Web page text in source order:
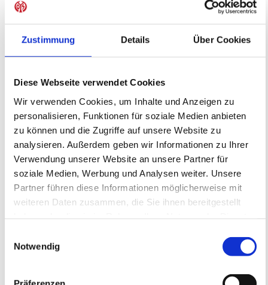
Zustimmung Details Über Cookies
Diese Webseite verwendet Cookies
Wir verwenden Cookies, um Inhalte und Anzeigen zu
personalisieren, Funktionen für soziale Medien anbieten
zu können und die Zugriffe auf unsere Website zu
analysieren. Außerdem geben wir Informationen zu Ihrer
Verwendung unserer Website an unsere Partner für
soziale Medien, Werbung und Analysen weiter. Unsere
Partner führen diese Informationen möglicherweise mit
weiteren Daten zusammen, die Sie ihnen bereitgestellt
Notwendig
• Ausrüstung von JAKO (Trikot, Hose, Stutzen)
aus nachhaltigen Materialien
• Trinkflasche
• Gutschein für ein Bundesliga-Heimspiel des
1. FSV Mainz 05 e.V.
Ansprechpartner
05er Fußballschule
Ansprechpartner bei Rückfragen zur
05er-fussballschule@mainz05.de